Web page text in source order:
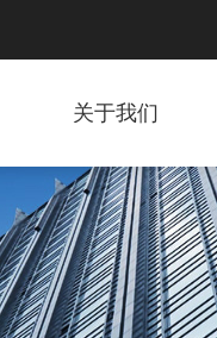
关于我们